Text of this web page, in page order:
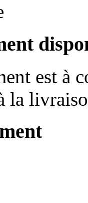
est à
la